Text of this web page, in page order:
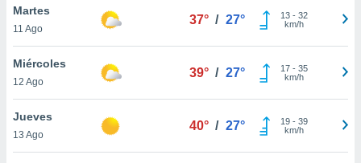
disponible
cookies
aceptar
Martes
11 Ago
37° / 27° 13- 32
km/h
Miércoles
12 Ago
39° / 27° 17- 35
km/h
Jueves
13 Ago
40° / 27° 19- 39
km/h